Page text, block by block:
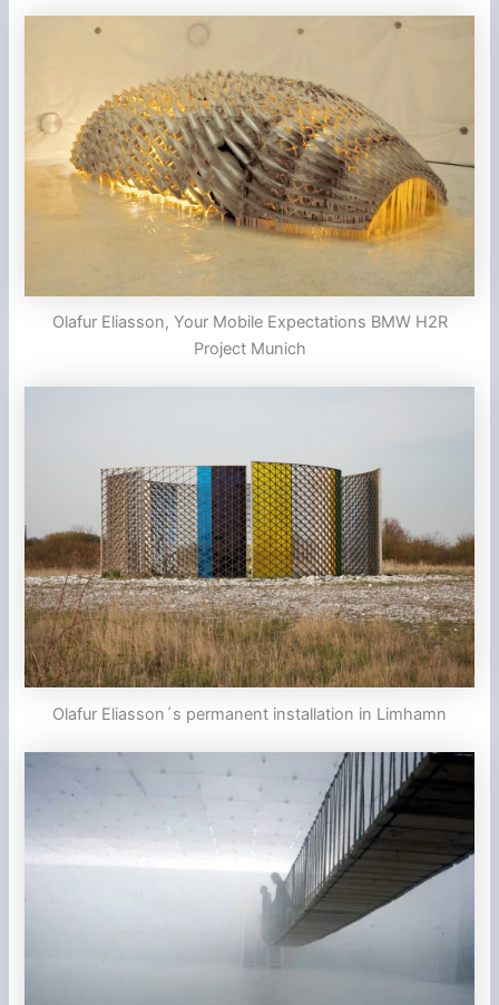
Olafur Eliasson, Your Mobile Expectations BMW H2R
Project Munich
Olafur Eliasson´s permanent installation in Limhamn